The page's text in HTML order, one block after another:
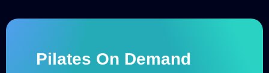
Pilates On Demand